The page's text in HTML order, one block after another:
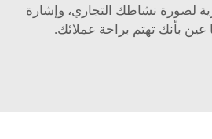
لصورة نشاطك التجاري، وإشارة
عين بأنك تهتم براحة عملائك.